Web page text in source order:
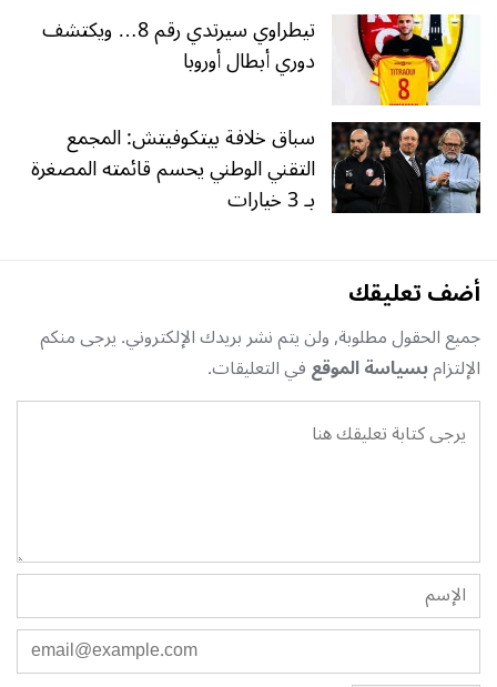
تيطراوي سيرتدي رقم 8… ويكتشف
دوري أبطال أوروبا
سباق خلافة بيتكوفيتش: المجمع
التقني الوطني يحسم قائمته المصغرة
بـ 3 خيارات
أضف تعليقك
جميع الحقول مطلوبة, ولن يتم نشر بريدك الإلكتروني. يرجى منكم
الإلتزامبسياسة الموقعفي التعليقات.